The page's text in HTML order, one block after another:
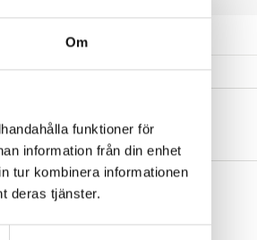
Om
funktioner för
information från din enhet
tur kombinera informationen
deras tjänster.